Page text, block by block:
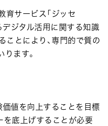
育サービス「ジッセ
デジタル活用に関する知識
ことにより、専門的で質の
ます。
値を向上することを目標
を底上げすることが必要